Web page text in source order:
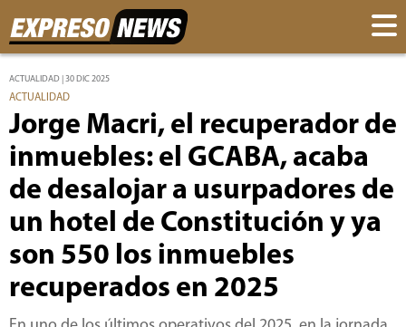
ACTUALIDAD | 30 DIC 2025
ACTUALIDAD
Jorge Macri, el recuperador de
inmuebles: el GCABA, acaba
de desalojar a usurpadores de
un hotel de Constitución y ya
son 550 los inmuebles
recuperados en 2025